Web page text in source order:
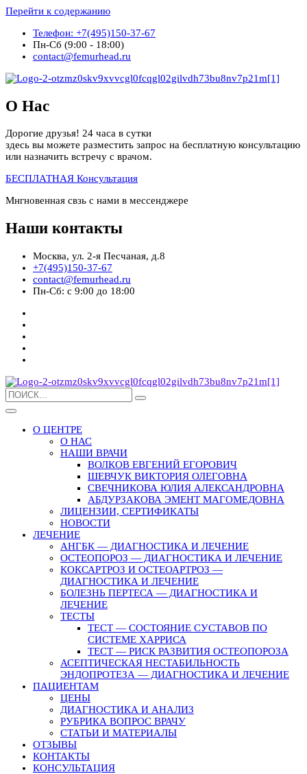
Перейти к содержанию
Телефон: +7(495)150-37-67
Пн-Сб (9:00 - 18:00)
contact@femurhead.ru
О Нас
Дорогие друзья! 24 часа в сутки
здесь вы можете разместить запрос на бесплатную консультацию
или назначить встречу с врачом.
БЕСПЛАТНАЯ Консультация
Мнгновенная свзь с нами в мессенджере
Наши контакты
Москва, ул. 2-я Песчаная, д.8
+7(495)150-37-67
contact@femurhead.ru
Пн-Сб: с 9:00 до 18:00
О ЦЕНТРЕ
О НАС
НАШИ ВРАЧИ
ВОЛКОВ ЕВГЕНИЙ ЕГОРОВИЧ
ШЕВЧУК ВИКТОРИЯ ОЛЕГОВНА
СВЕЧНИКОВА ЮЛИЯ АЛЕКСАНДРОВНА
АБДУРЗАКОВА ЭМЕНТ МАГОМЕДОВНА
ЛИЦЕНЗИИ, СЕРТИФИКАТЫ
НОВОСТИ
ЛЕЧЕНИЕ
АНГБК — ДИАГНОСТИКА И ЛЕЧЕНИЕ
ОСТЕОПОРОЗ — ДИАГНОСТИКА И ЛЕЧЕНИЕ
КОКСАРТРОЗ И ОСТЕОАРТРОЗ —
ДИАГНОСТИКА И ЛЕЧЕНИЕ
БОЛЕЗНЬ ПЕРТЕСА — ДИАГНОСТИКА И
ЛЕЧЕНИЕ
ТЕСТЫ
ТЕСТ — СОСТОЯНИЕ СУСТАВОВ ПО
СИСТЕМЕ ХАРРИСА
ТЕСТ — РИСК РАЗВИТИЯ ОСТЕОПОРОЗА
АСЕПТИЧЕСКАЯ НЕСТАБИЛЬНОСТЬ
ЭНДОПРОТЕЗА — ДИАГНОСТИКА И ЛЕЧЕНИЕ
ПАЦИЕНТАМ
ЦЕНЫ
ДИАГНОСТИКА И АНАЛИЗ
РУБРИКА ВОПРОС ВРАЧУ
СТАТЬИ И МАТЕРИАЛЫ
ОТЗЫВЫ
КОНТАКТЫ
КОНСУЛЬТАЦИЯ